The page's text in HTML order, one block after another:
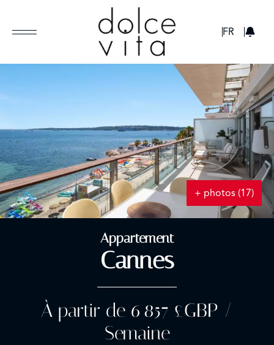
FR
+ photos (17)
Appartement
Cannes
À partir de 6 857 £GBP /
Semaine